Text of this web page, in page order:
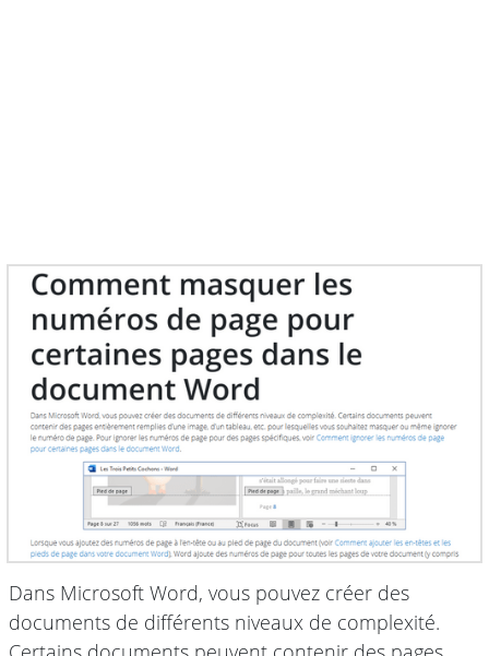
Dans Microsoft Word, vous pouvez créer des
documents de différents niveaux de complexité.